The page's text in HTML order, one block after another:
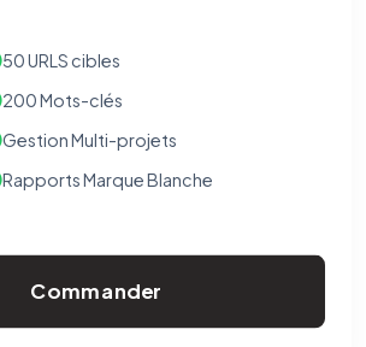
50 URLS cibles
200 Mots-clés
Gestion Multi-projets
Rapports Marque Blanche
Commander